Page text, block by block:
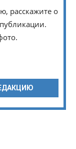
расскажите о